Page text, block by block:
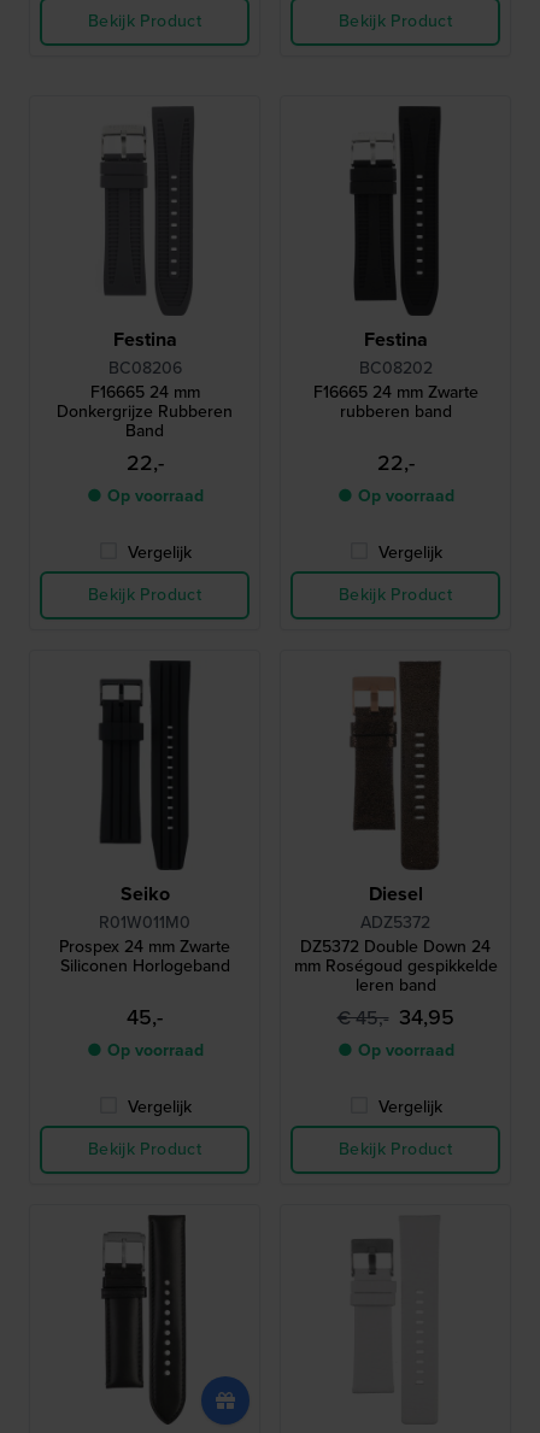
Bekijk Product Bekijk Product
Festina
BC08206
F16665 24 mm
Donkergrijze Rubberen
Band
22,-
● Op voorraad
Vergelijk
Bekijk Product
Festina
BC08202
F16665 24 mm Zwarte
rubberen band
22,-
● Op voorraad
Vergelijk
Bekijk Product
Seiko
R01W011M0
Prospex 24 mm Zwarte
Siliconen Horlogeband
45,-
● Op voorraad
Vergelijk
Bekijk Product
Diesel
ADZ5372
DZ5372 Double Down 24
mm Roségoud gespikkelde
leren band
€ 45,- 34,95
● Op voorraad
Vergelijk
Bekijk Product